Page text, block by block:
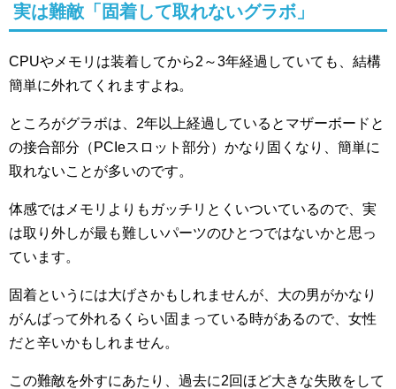
実は難敵「固着して取れないグラボ」
CPUやメモリは装着してから2～3年経過していても、結構
簡単に外れてくれますよね。
ところがグラボは、2年以上経過しているとマザーボードと
の接合部分（PCIeスロット部分）かなり固くなり、簡単に
取れないことが多いのです。
体感ではメモリよりもガッチリとくいついているので、実
は取り外しが最も難しいパーツのひとつではないかと思っ
ています。
固着というには大げさかもしれませんが、大の男がかなり
がんばって外れるくらい固まっている時があるので、女性
だと辛いかもしれません。
この難敵を外すにあたり、過去に2回ほど大きな失敗をして